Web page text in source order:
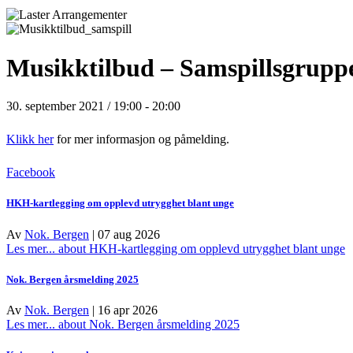
Musikktilbud –
30. september 2021 / 19:00 - 20:00
Klikk herfor mer informasjon og påmelding.
Facebook
HKH-kartlegging om opplevd utrygghet blant unge
Av Nok. Bergen | 07 aug 2026
Les mer... about HKH-kartlegging om opplevd utrygghet blant unge
Nok. Bergen årsmelding 2025
Av Nok. Bergen | 16 apr 2026
Les mer... about Nok. Bergen årsmelding 2025